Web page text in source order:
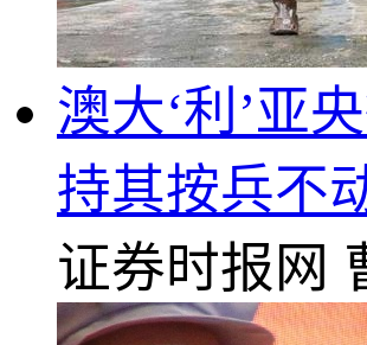
澳大‘利’亚
持其按兵不
证券时报网